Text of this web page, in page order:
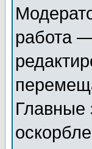
работа
Главные